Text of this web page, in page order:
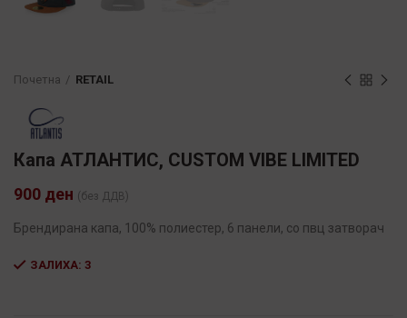
Почетна RETAIL
Капа АТЛАНТИС, CUSTOM VIBE LIMITED
900 ден (без ДДВ)
Брендирана капа, 100% полиестер, 6 панели, со пвц затворач
ЗАЛИХА: 3